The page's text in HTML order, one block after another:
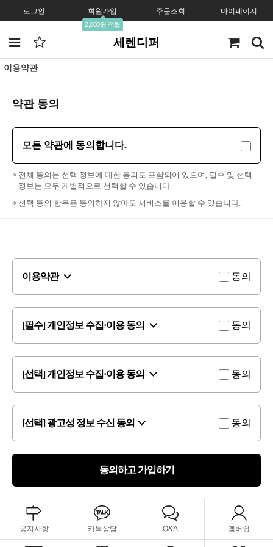
로그인 회원가입
2,000원 적립
주문조회 마이페이지
세렌디퍼
이용약관
약관 동의
모든 약관에 동의합니다.
전체 동의는 선택 정보에 대한 동의도 포함되어 있으며, 필수 및 선택
정보는 모두 개별적으로 선택할 수 있습니다.
선택 동의 항목은 동의하지 않아도 서비스를 이용할 수 있습니다.
이용약관 동의
[필수] 개인정보 수집·이용 동의 동의
[선택] 개인정보 수집·이용 동의 동의
[선택] 광고성 정보 수신 동의 동의
동의하고 가입하기
공지사항 카톡상담 Q&A 멤버쉽